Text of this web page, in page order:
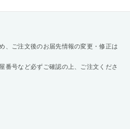
、ご注文後のお届先情報の変更・修正は
番号など必ずご確認の上、ご注文くださ